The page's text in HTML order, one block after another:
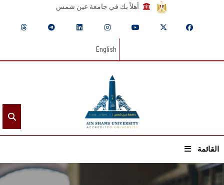
أهلاً بك في جامعة عين شمس
English
القائمة
الرئيسيـة